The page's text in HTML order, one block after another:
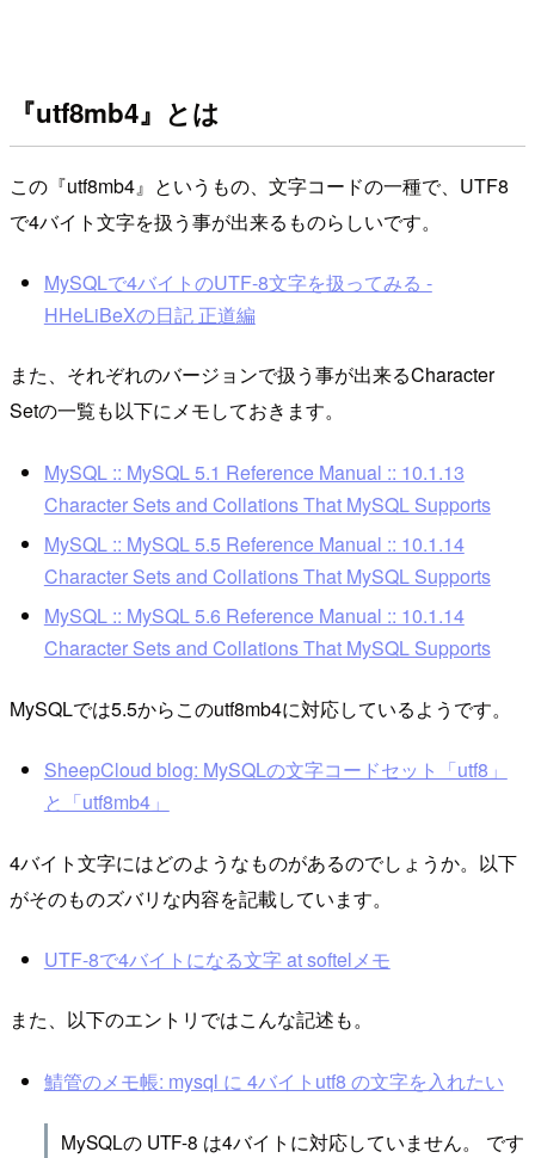
『utf8mb4』とは
この『utf8mb4』というもの、文字コードの一種で、UTF8
で4バイト文字を扱う事が出来るものらしいです。
MySQLで4バイトのUTF-8文字を扱ってみる -
HHeLiBeXの日記 正道編
また、それぞれのバージョンで扱う事が出来るCharacter
Setの一覧も以下にメモしておきます。
MySQL :: MySQL 5.1 Reference Manual :: 10.1.13
Character Sets and Collations That MySQL Supports
MySQL :: MySQL 5.5 Reference Manual :: 10.1.14
Character Sets and Collations That MySQL Supports
MySQL :: MySQL 5.6 Reference Manual :: 10.1.14
Character Sets and Collations That MySQL Supports
MySQLでは5.5からこのutf8mb4に対応しているようです。
SheepCloud blog: MySQLの文字コードセット「utf8」
と「utf8mb4」
4バイト文字にはどのようなものがあるのでしょうか。以下
がそのものズバリな内容を記載しています。
UTF-8で4バイトになる文字 at softelメモ
また、以下のエントリではこんな記述も。
鯖管のメモ帳: mysql に 4バイトutf8 の文字を入れたい
MySQLの UTF-8 は4バイトに対応していません。 です